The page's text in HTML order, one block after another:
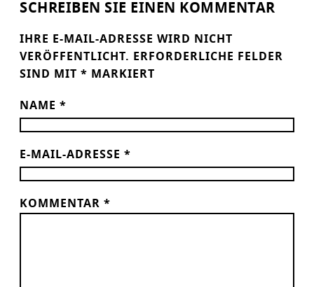
SCHREIBEN SIE EINEN KOMMENTAR
IHRE E-MAIL-ADRESSE WIRD NICHT
VERÖFFENTLICHT.
ERFORDERLICHE FELDER
SIND MIT * MARKIERT
NAME *
E-MAIL-ADRESSE *
KOMMENTAR *